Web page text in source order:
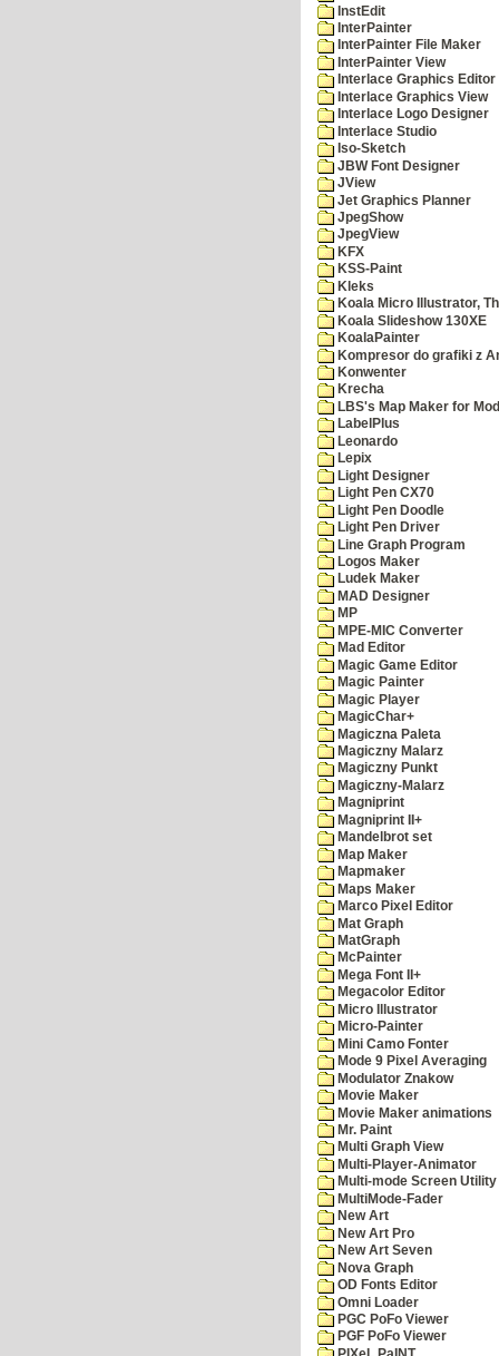
InstEdit
InterPainter
InterPainter File Maker
InterPainter View
Interlace Graphics Editor
Interlace Graphics View
Interlace Logo Designer
Interlace Studio
Iso-Sketch
JBW Font Designer
JView
Jet Graphics Planner
JpegShow
JpegView
KFX
KSS-Paint
Kleks
Koala Micro Illustrator,
Koala Slideshow 130XE
KoalaPainter
Kompresor do grafiki z
Konwenter
Krecha
LBS's Map Maker for
LabelPlus
Leonardo
Lepix
Light Designer
Light Pen CX70
Light Pen Doodle
Light Pen Driver
Line Graph Program
Logos Maker
Ludek Maker
MAD Designer
MP
MPE-MIC Converter
Mad Editor
Magic Game Editor
Magic Painter
Magic Player
MagicChar+
Magiczna Paleta
Magiczny Malarz
Magiczny Punkt
Magiczny-Malarz
Magniprint
Magniprint II+
Mandelbrot set
Map Maker
Mapmaker
Maps Maker
Marco Pixel Editor
Mat Graph
MatGraph
McPainter
Mega Font II+
Megacolor Editor
Micro Illustrator
Micro-Painter
Mini Camo Fonter
Mode 9 Pixel Averaging
Modulator Znakow
Movie Maker
Movie Maker animations
Mr. Paint
Multi Graph View
Multi-Player-Animator
Multi-mode Screen Utility
MultiMode-Fader
New Art
New Art Pro
New Art Seven
Nova Graph
OD Fonts Editor
Omni Loader
PGC PoFo Viewer
PGF PoFo Viewer